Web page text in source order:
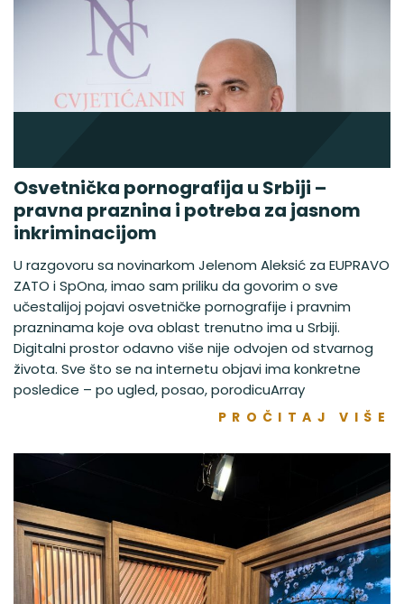
Osvetnička pornografija u Srbiji –
pravna praznina i potreba za jasnom
inkriminacijom
U razgovoru sa novinarkom Jelenom Aleksić za EUPRAVO
ZATO i SpOna, imao sam priliku da govorim o sve
učestalijoj pojavi osvetničke pornografije i pravnim
prazninama koje ova oblast trenutno ima u Srbiji.
Digitalni prostor odavno više nije odvojen od stvarnog
života. Sve što se na internetu objavi ima konkretne
posledice – po ugled, posao, porodicuArray
PROČITAJ VIŠE